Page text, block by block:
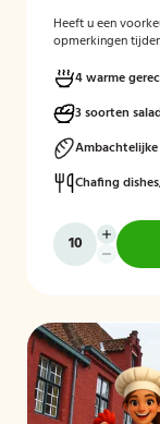
Heeft u een
opmerkingen
4 warme
3 soorten
Chafing